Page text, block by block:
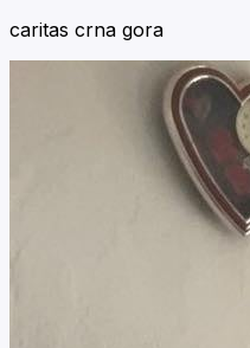
caritas crna gora